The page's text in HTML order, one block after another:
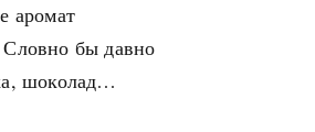
аромат
бы давно
шоколад…